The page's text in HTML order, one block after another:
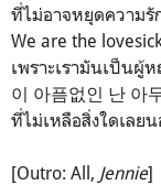
ที่ไม่อาจหยุดความรั
We are the
เพราะเรามันเป็นผู้
이 아픔없인 난 아
ที่ไม่เหลือสิ่งใดเลย
[Outro: All, Jennie]